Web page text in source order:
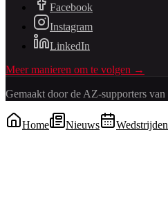
Facebook
Instagram
LinkedIn
Meer manieren om te volgen →
Gemaakt door de AZ-supporters van
Home Nieuws Wedstrijden